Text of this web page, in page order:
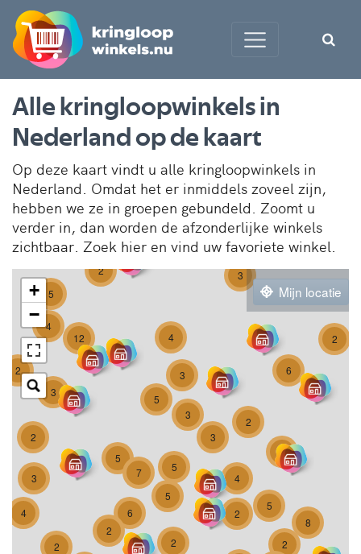
Alle kringloopwinkels in
Nederland op de kaart
Op deze kaart vindt u alle kringloopwinkels in
Nederland. Omdat het er inmiddels zoveel zijn,
hebben we ze in groepen gebundeld. Zoomt u
verder in, dan worden de afzonderlijke winkels
zichtbaar. Zoek hier en vind uw favoriete winkel.
Mijn locatie
2
8
5
4
2
2
6
2 2
2
2
6
3
3
4
5
3
5
2 3
4
12
2
2
5
2
3
4
5
7
5
3
+
−